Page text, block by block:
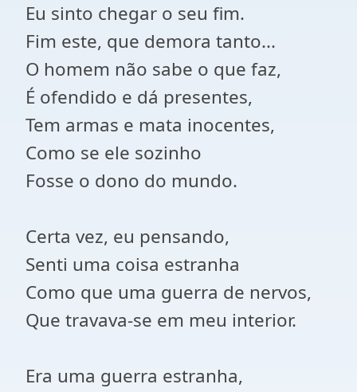
Eu sinto chegar o seu fim.
Fim este, que demora tanto...
O homem não sabe o que faz,
É ofendido e dá presentes,
Tem armas e mata inocentes,
Como se ele sozinho
Fosse o dono do mundo.
Certa vez, eu pensando,
Senti uma coisa estranha
Como que uma guerra de nervos,
Que travava-se em meu interior.
Era uma guerra estranha,